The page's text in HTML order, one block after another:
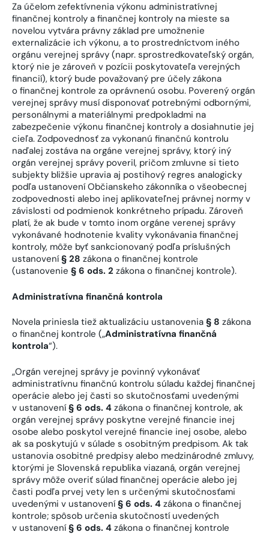
Za účelom zefektívnenia výkonu administratívnej
finančnej kontroly a finančnej kontroly na mieste sa
novelou vytvára právny základ pre umožnenie
externalizácie ich výkonu, a to prostredníctvom iného
orgánu verejnej správy (napr. sprostredkovateľský orgán,
ktorý nie je zároveň v pozícii poskytovateľa verejných
financií), ktorý bude považovaný pre účely zákona
o finančnej kontrole za oprávnenú osobu. Poverený orgán
verejnej správy musí disponovať potrebnými odbornými,
personálnymi a materiálnymi predpokladmi na
zabezpečenie výkonu finančnej kontroly a dosiahnutie jej
cieľa. Zodpovednosť za vykonanú finančnú kontrolu
naďalej zostáva na orgáne verejnej správy, ktorý iný
orgán verejnej správy poveril, pričom zmluvne si tieto
subjekty bližšie upravia aj postihový regres analogicky
podľa ustanovení Občianskeho zákonníka o všeobecnej
zodpovednosti alebo inej aplikovateľnej právnej normy v
závislosti od podmienok konkrétneho prípadu. Zároveň
platí, že ak bude v tomto inom orgáne verenej správy
vykonávané hodnotenie kvality vykonávania finančnej
kontroly, môže byť sankcionovaný podľa príslušných
ustanovení§ 28 zákona o finančnej kontrole
(ustanovenie § 6 ods. 2 zákona o finančnej kontrole).
Administratívna finančná kontrola
Novela priniesla tiež aktualizáciu ustanovenia § 8 zákona
o finančnej kontrole („Administratívna finančná
kontrola“).
„Orgán verejnej správy je povinný vykonávať
administratívnu finančnú kontrolu súladu každej finančnej
operácie alebo jej časti so skutočnosťami uvedenými
v ustanovení§ 6 ods. 4 zákona o finančnej kontrole, ak
orgán verejnej správy poskytne verejné financie inej
osobe alebo poskytol verejné financie inej osobe, alebo
ak sa poskytujú v súlade s osobitným predpisom. Ak tak
ustanovia osobitné predpisy alebo medzinárodné zmluvy,
ktorými je Slovenská republika viazaná, orgán verejnej
správy môže overiť súlad finančnej operácie alebo jej
časti podľa prvej vety len s určenými skutočnosťami
uvedenými v ustanovení§ 6 ods. 4 zákona o finančnej
kontrole; spôsob určenia skutočností uvedených
v ustanovení§ 6 ods. 4 zákona o finančnej kontrole